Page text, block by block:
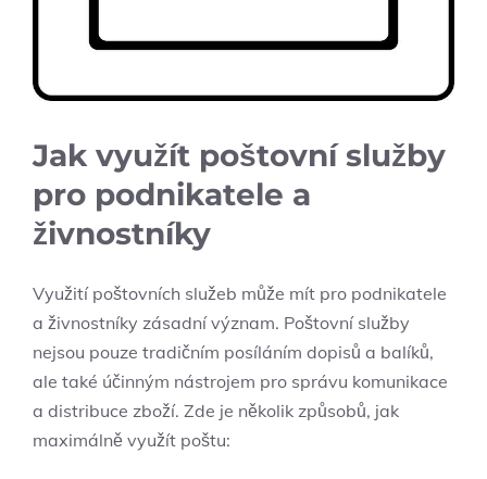
Jak využít poštovní služby
pro podnikatele a
živnostníky
Využití poštovních služeb může mít pro podnikatele
a živnostníky zásadní význam. Poštovní služby
nejsou pouze tradičním posíláním dopisů a balíků,
ale také účinným nástrojem pro správu komunikace
a distribuce zboží. Zde je několik způsobů, jak
maximálně využít poštu: